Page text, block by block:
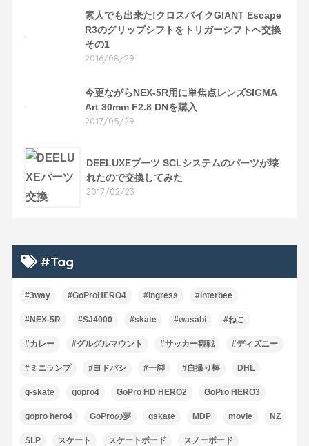
素人でも出来た!クロスバイクGIANT Escape
R3のグリップシフトをトリガーシフトへ交換
その1
2016/08/29
今更ながらNEX-5R用に単焦点レンズSIGMA
Art 30mm F2.8 DNを購入
2017/05/29
DEELUXEブーツ SCLシステムのパーツが壊
れたので交換してみた
2017/02/23
#Tag
#3way #GoProHERO4 #ingress #interbee
#NEX-5R #SJ4000 #skate #wasabi #ねこ
#カレー #グルグルマウント #サッカー観戦 #ディズニー
#ミニランプ #ヨドバシ #一脚 #自撮り棒 DHL
g-skate gopro4 GoPro HD HERO2 GoPro HERO3
gopro hero4 GoProの夢 gskate MDP movie NZ
SLP スケート スケートボード スノーボード